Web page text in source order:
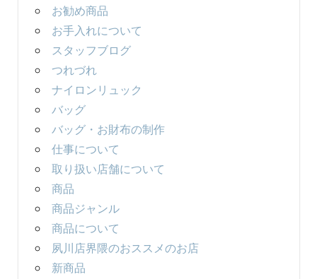
お勧め商品
お手入れについて
スタッフブログ
つれづれ
ナイロンリュック
バッグ
バッグ・お財布の制作
仕事について
取り扱い店舗について
商品
商品ジャンル
商品について
夙川店界隈のおススメのお店
新商品